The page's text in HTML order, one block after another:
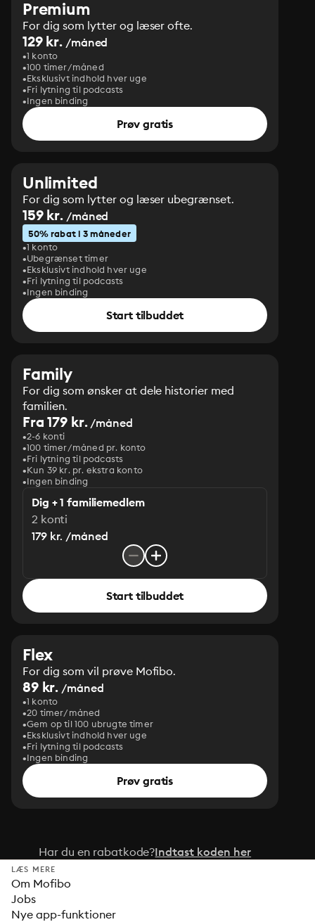
Premium
For dig som lytter og læser ofte.
129 kr. /måned
1 konto
100 timer/måned
Eksklusivt indhold hver uge
Fri lytning til podcasts
Ingen binding
Prøv gratis
Unlimited
For dig som lytter og læser ubegrænset.
159 kr. /måned
50% rabat i 3 måneder
1 konto
Ubegrænset timer
Eksklusivt indhold hver uge
Fri lytning til podcasts
Ingen binding
Start tilbuddet
Family
For dig som ønsker at dele historier med
familien.
Fra 179 kr./måned
2-6 konti
100 timer/måned pr. konto
Fri lytning til podcasts
Kun 39 kr. pr. ekstra konto
Ingen binding
Dig + 1 familiemedlem
2 konti
179 kr. /måned
Start tilbuddet
Flex
For dig som vil prøve Mofibo.
89 kr. /måned
1 konto
20 timer/måned
Gem op til 100 ubrugte timer
Eksklusivt indhold hver uge
Fri lytning til podcasts
Ingen binding
Prøv gratis
Har du en rabatkode?Indtast koden her
LÆS MERE
Om Mofibo
Jobs
Nye app-funktioner